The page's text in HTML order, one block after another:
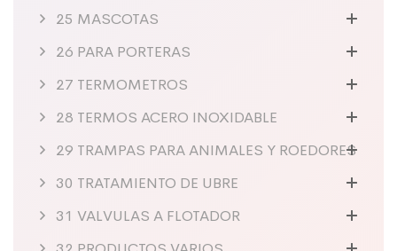
25 MASCOTAS
26 PARA PORTERAS
27 TERMOMETROS
28 TERMOS ACERO INOXIDABLE
29 TRAMPAS PARA ANIMALES Y ROEDORES
30 TRATAMIENTO DE UBRE
31 VALVULAS A FLOTADOR